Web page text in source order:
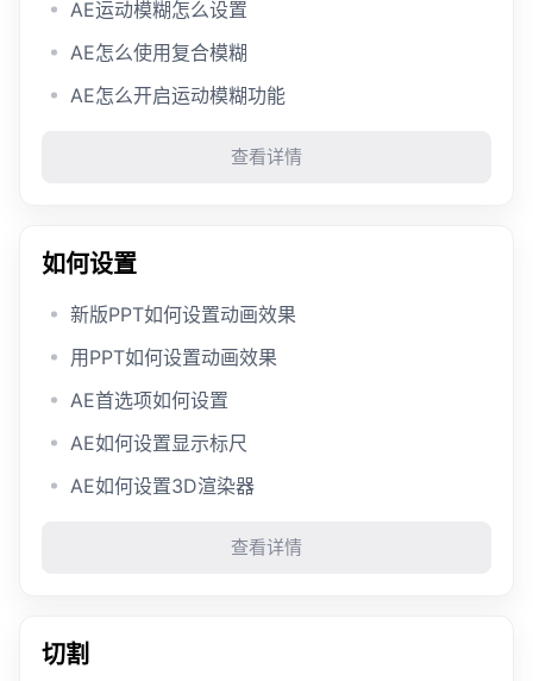
AE运动模糊怎么设置
AE怎么使用复合模糊
AE怎么开启运动模糊功能
查看详情
如何设置
新版PPT如何设置动画效果
用PPT如何设置动画效果
AE首选项如何设置
AE如何设置显示标尺
AE如何设置3D渲染器
查看详情
切割